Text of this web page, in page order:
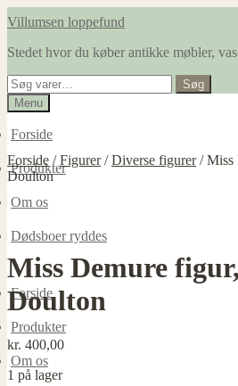
Spring
navigation
Spring
indhold
Villumsen loppefund
Stedet hvor du køber antikke møbler,
Søg
efter:
Søg
Menu
Forside
Produkter
Om os
Dødsboer ryddes
Forside
Produkter
Om os
Forside /Figurer/Diverse figurer/Miss
Doulton
Miss Demure
Doulton
kr. 400,00
1 på lager